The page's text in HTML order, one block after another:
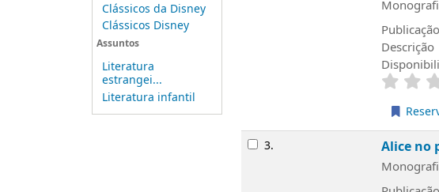
Clássicos da Disney
Clássicos Disney
Assuntos
Literatura
estrangei...
Literatura infantil
Lisboa
49 p. : il.
Disponibilidade
3. Alice no país das